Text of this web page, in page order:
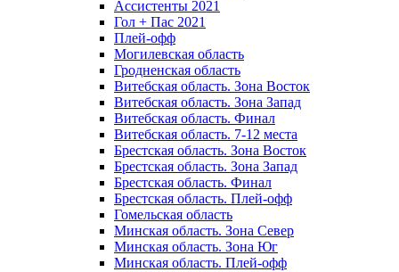
Ассистенты 2021
Гол + Пас 2021
Плей-офф
Могилевская область
Гродненская область
Витебская область. Зона Восток
Витебская область. Зона Запад
Витебская область. Финал
Витебская область. 7-12 места
Брестская область. Зона Восток
Брестская область. Зона Запад
Брестская область. Финал
Брестская область. Плей-офф
Гомельская область
Минская область. Зона Север
Минская область. Зона Юг
Минская область. Плей-офф